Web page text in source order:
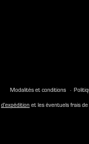
Modalités et conditions
d'expédition et les éventuels frais